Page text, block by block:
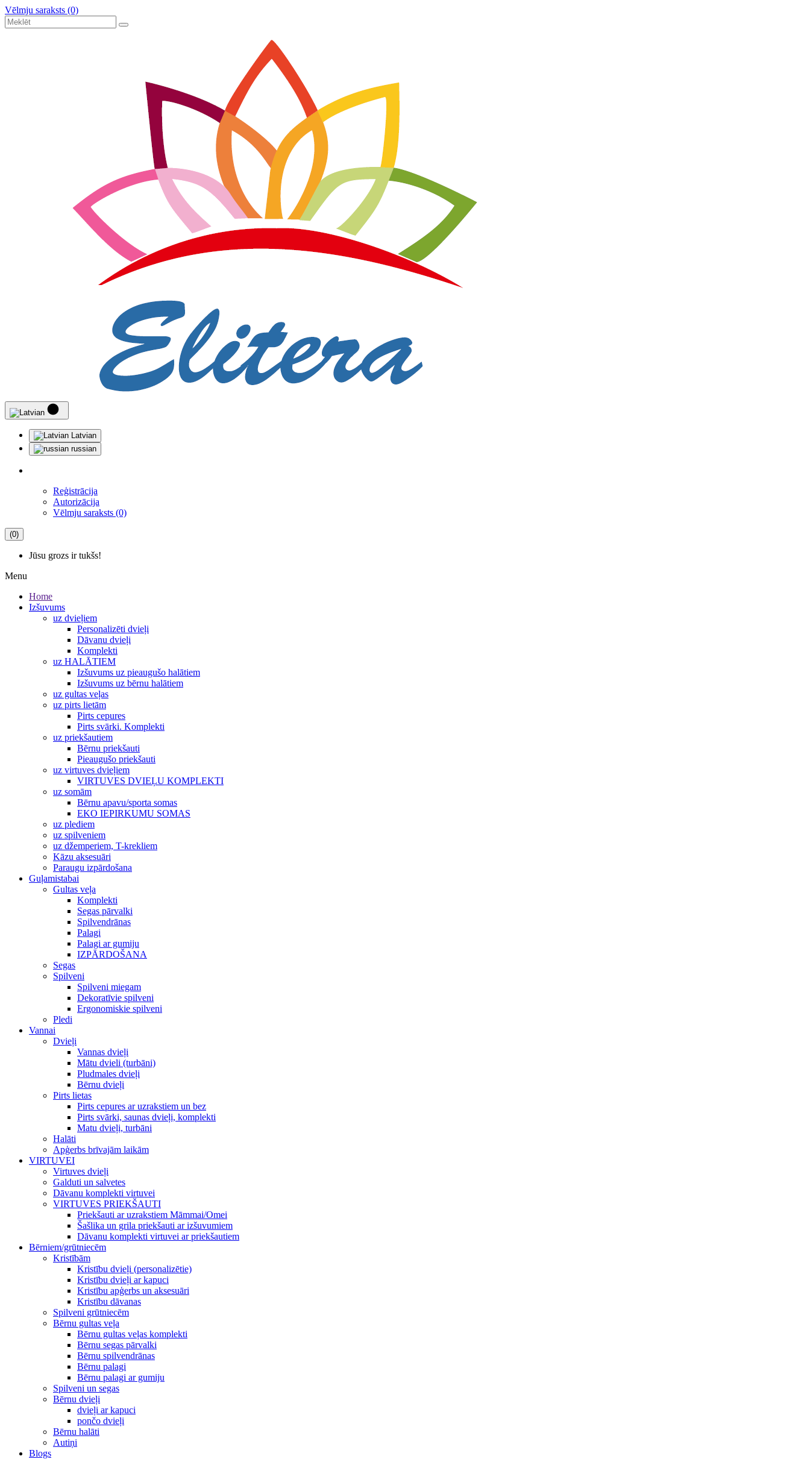
Vēlmju saraksts (0)
Latvian
russian
Reģistrācija
Autorizācija
Vēlmju saraksts (0)
(0)
Jūsu grozs ir tukšs!
Menu
Home
Izšuvums
uz dvieļiem
Personalizēti dvieļi
Dāvanu dvieļi
Komplekti
uz HALĀTIEM
Izšuvums uz pieaugušo halātiem
Izšuvums uz bērnu halātiem
uz gultas veļas
uz pirts lietām
Pirts cepures
Pirts svārki. Komplekti
uz priekšautiem
Bērnu priekšauti
Pieaugušo priekšauti
uz virtuves dvieļiem
VIRTUVES DVIEĻU KOMPLEKTI
uz somām
Bērnu apavu/sporta somas
EKO IEPIRKUMU SOMAS
uz plediem
uz spilveniem
uz džemperiem, T-krekliem
Kāzu aksesuāri
Paraugu izpārdošana
Guļamistabai
Gultas veļa
Komplekti
Segas pārvalki
Spilvendrānas
Palagi
Palagi ar gumiju
IZPĀRDOŠANA
Segas
Spilveni
Spilveni miegam
Dekoratīvie spilveni
Ergonomiskie spilveni
Pledi
Vannai
Dvieļi
Vannas dvieļi
Mātu dvieli (turbāni)
Pludmales dvieļi
Bērnu dvieļi
Pirts lietas
Pirts cepures ar uzrakstiem un bez
Pirts svārki, saunas dvieļi, komplekti
Matu dvieļi, turbāni
Halāti
Apģerbs brīvajām laikām
VIRTUVEI
Virtuves dvieļi
Galduti un salvetes
Dāvanu komplekti virtuvei
VIRTUVES PRIEKŠAUTI
Priekšauti ar uzrakstiem Māmmai/Omei
Šašlika un grila priekšauti ar izšuvumiem
Dāvanu komplekti virtuvei ar priekšautiem
Bērniem/grūtniecēm
Kristībām
Kristību dvieļi (personalizētie)
Kristību dvieļi ar kapuci
Kristību apģerbs un aksesuāri
Kristību dāvanas
Spilveni grūtniecēm
Bērnu gultas veļa
Bērnu gultas veļas komplekti
Bērnu segas pārvalki
Bērnu spilvendrānas
Bērnu palagi
Bērnu palagi ar gumiju
Spilveni un segas
Bērnu dvieļi
dvieļi ar kapuci
pončo dvieļi
Bērnu halāti
Autiņi
Blogs